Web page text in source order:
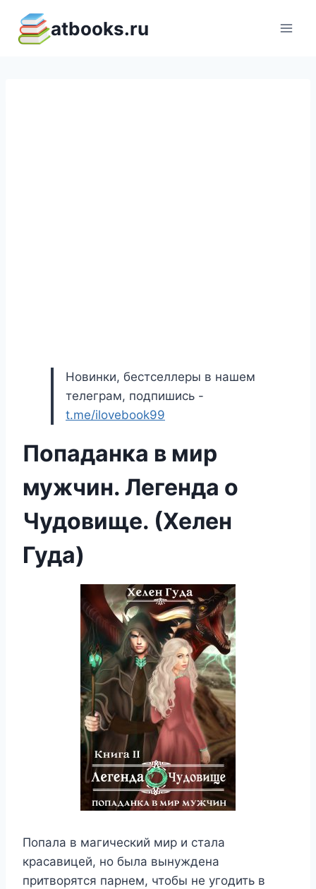
содержимому
atbooks.ru
Новинки, бестселлеры в нашем
телеграм, подпишись -
t.me/ilovebook99
Попаданка в мир
мужчин. Легенда о
Чудовище. (Хелен
Гуда)
Попала в магический мир и стала
красавицей, но была вынуждена
притворятся парнем, чтобы не угодить в